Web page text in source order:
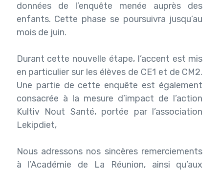
données de l’enquête menée auprès des
enfants. Cette phase se poursuivra jusqu’au
mois de juin.
Durant cette nouvelle étape, l’accent est mis
en particulier sur les élèves de CE1 et de CM2.
Une partie de cette enquête est également
consacrée à la mesure d’impact de l’action
Kultiv Nout Santé, portée par l’association
Lekipdiet,
Nous adressons nos sincères remerciements
à l’Académie de La Réunion, ainsi qu’aux